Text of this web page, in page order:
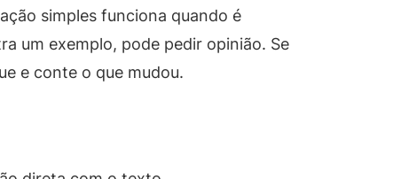
simples funciona quando é
um exemplo, pode pedir opinião. Se
e conte o que mudou.